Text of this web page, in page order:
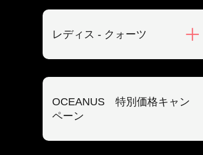
レディス - クォーツ
OCEANUS 特別価格キャン
ペーン